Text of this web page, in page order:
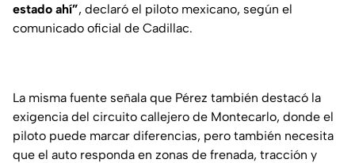
estado ahí”, declaró el piloto mexicano, según el
comunicado oficial de Cadillac.
La misma fuente señala que Pérez también destacó la
exigencia del circuito callejero de Montecarlo, donde el
piloto puede marcar diferencias, pero también necesita
que el auto responda en zonas de frenada, tracción y